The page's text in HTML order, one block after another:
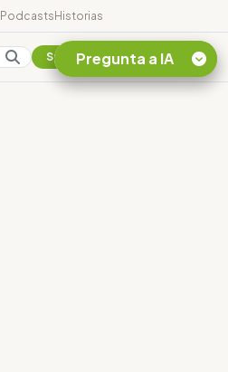
PodcastsHistorias
SuscribirsePregunta a IA